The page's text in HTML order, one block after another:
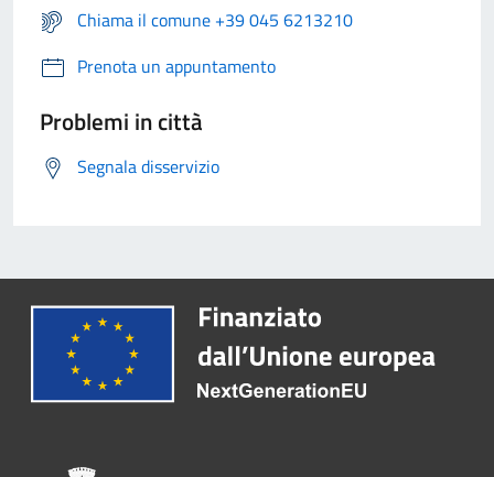
Chiama il comune +39 045 6213210
Prenota un appuntamento
Problemi in città
Segnala disservizio